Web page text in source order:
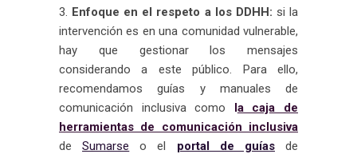
Enfoque en el respeto a los DDHH: si la
intervención es en una comunidad vulnerable,
hay que gestionar los mensajes
considerando a este público. Para ello,
recomendamos guías y manuales de
comunicación inclusiva como la caja de
herramientas de comunicación inclusiva
deSumarse o el portal de guíasde